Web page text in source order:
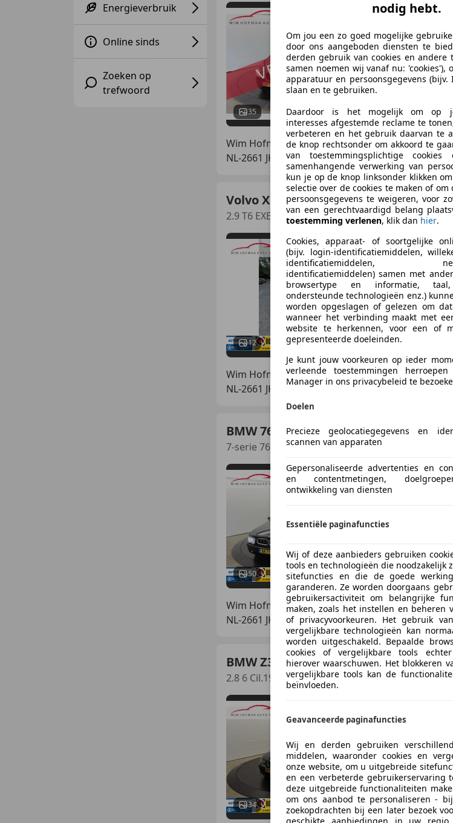
Energieverbruik
Online sinds
Zoeken op
trefwoord
35
€ 2.490
08/2006
Wim Hofman Auto's BV
NL-2661 JK Bergschenhoek
Volvo XC90
2.9 T6 EXE Vol Leder 7Pers Opendak 270Pk
12
€ 2.990
Wim Hofman Auto's BV
NL-2661 JK Bergschenhoek
BMW 760
7-serie 760Li Vol Optie's Nieuwstaat + DEALER
50
€
04/2003
Wim Hofman Auto's BV
NL-2661 JK Bergschenhoek
BMW Z3
2.8 6 Cil.194PK Aut Widebody top conditie EL Kap
34 03/2000
nodig hebt.
Om jou een zo goed mogelijke
door ons aangeboden diensten te
derden gebruik van cookies en andere
samen noemen wij vanaf nu: 'cookies'),
apparatuur en persoonsgegevens (bijv.
slaan en te gebruiken.
Daardoor is het mogelijk om op
interesses afgestemde reclame te
verbeteren en het gebruik daarvan te
de knop rechtsonder om akkoord te
van toestemmingsplichtige
samenhangende verwerking van
kun je op de knop linksonder klikken
selectie over de cookies te maken of om
persoonsgegevens te weigeren, voor
van een gerechtvaardigd belang
toestemming verlenen, klik dan hier.
Cookies, apparaat- of soortgelijke
(bijv. login-identificatiemiddelen,
identificatiemiddelen,
identificatiemiddelen) samen met
browsertype en informatie, taal,
ondersteunde technologieën enz.)
worden opgeslagen of gelezen om
wanneer het verbinding maakt met
website te herkennen, voor een of
gepresenteerde doeleinden.
Je kunt jouw voorkeuren op ieder
verleende toestemmingen
Manager in ons privacybeleid te
Doelen
Precieze geolocatiegegevens en
scannen van apparaten
Gepersonaliseerde advertenties en
en contentmetingen,
ontwikkeling van diensten
Essentiële paginafuncties
Wij of deze aanbieders gebruiken
tools en technologieën die noodzakelijk
sitefuncties en die de goede
garanderen. Ze worden doorgaans
gebruikersactiviteit om belangrijke
maken, zoals het instellen en beheren
of privacyvoorkeuren. Het gebruik
vergelijkbare technologieën kan
worden uitgeschakeld. Bepaalde
cookies of vergelijkbare tools
hierover waarschuwen. Het blokkeren
vergelijkbare tools kan de
beïnvloeden.
Geavanceerde paginafuncties
Wij en derden gebruiken
middelen, waaronder cookies en
onze website, om u uitgebreide
en een verbeterde gebruikerservaring
deze uitgebreide functionaliteiten
om ons aanbod te personaliseren -
zoekopdrachten bij een later bezoek
geschikte aanbiedingen in uw